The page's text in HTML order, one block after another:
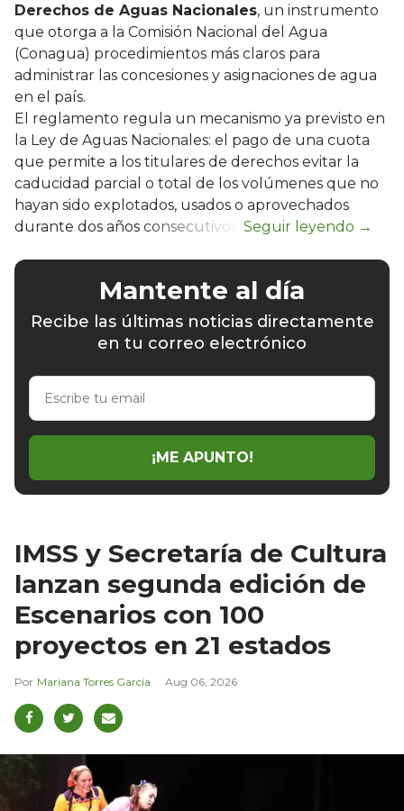
Derechos de Aguas Nacionales, un instrumento
que otorga a la Comisión Nacional del Agua
(Conagua) procedimientos más claros para
administrar las concesiones y asignaciones de agua
en el país.
El reglamento regula un mecanismo ya previsto en
la Ley de Aguas Nacionales: el pago de una cuota
que permite a los titulares de derechos evitar la
caducidad parcial o total de los volúmenes que no
hayan sido explotados, usados o aprovechados
durante dos años consecutivos.
Mantente al día
Recibe las últimas noticias directamente
en tu correo electrónico
Escribe
email
¡ME APUNTO!
IMSS y Secretaría de Cultura
lanzan segunda edición de
Escenarios con 100
proyectos en 21 estados
Mariana Torres García Aug 06, 2026